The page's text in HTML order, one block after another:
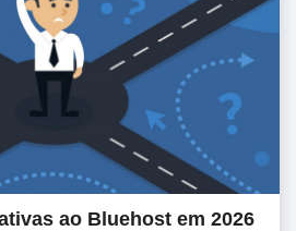
ao Bluehost em 2026